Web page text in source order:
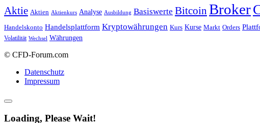
Aktie Aktien Aktienkurs Analyse Ausbildung Basiswerte Bitcoin Broker
Handelskonto Handelsplattform Kryptowährungen Kurs Kurse Markt Orders
Volatilität Wechsel Währungen
© CFD-Forum.com
Datenschutz
Impressum
Loading, Please Wait!